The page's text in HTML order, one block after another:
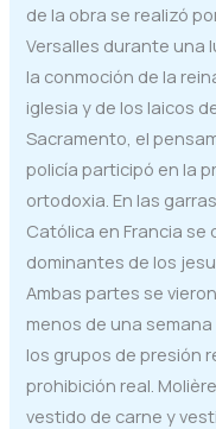
de la obra se realizó
Versalles durante una
la conmoción de la
iglesia y de los laicos
Sacramento, el
policía participó en la
ortodoxia. En las
Católica en Francia se
dominantes de los
Ambas partes se
menos de una
los grupos de presión
prohibición real.
vestido de carne y